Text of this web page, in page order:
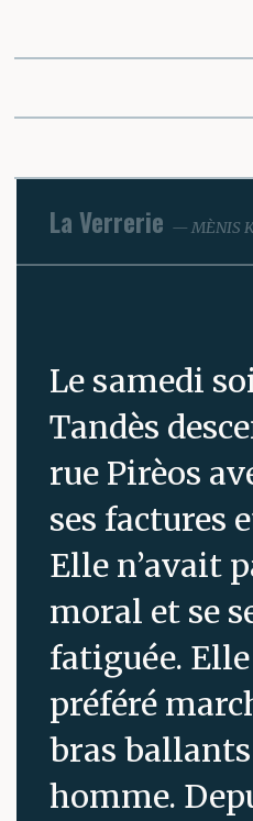
La Verrerie MÈNIS
Le samedi
Tandès
rue Pirèos
ses factures
Elle n’avait
moral et se
fatiguée.
préféré
bras
homme.